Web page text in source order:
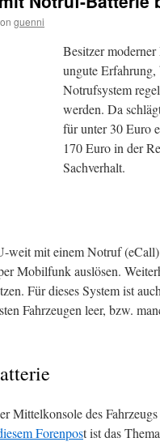
guenni
Besitzer
ungute
Notrufsystem
werden. Da
für unter 30 Euro
170 Euro in der
Sachverhalt.
mit einem Notruf (eCall)
Mobilfunk auslösen.
Für dieses System ist
Fahrzeugen leer, bzw.
Mittelkonsole des
Forenpost ist das